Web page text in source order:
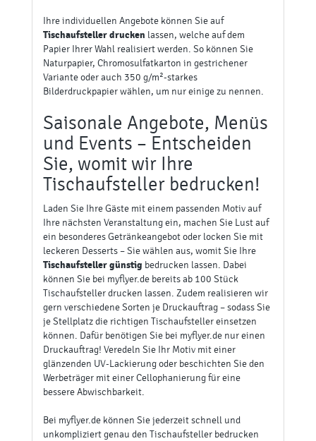
Ihre individuellen Angebote können Sie auf
Tischaufsteller drucken lassen, welche auf dem
Papier Ihrer Wahl realisiert werden. So können Sie
Naturpapier, Chromosulfatkarton in gestrichener
Variante oder auch 350 g/m²-starkes
Bilderdruckpapier wählen, um nur einige zu nennen.
Saisonale Angebote, Menüs
und Events – Entscheiden
Sie, womit wir Ihre
Tischaufsteller bedrucken!
Laden Sie Ihre Gäste mit einem passenden Motiv auf
Ihre nächsten Veranstaltung ein, machen Sie Lust auf
ein besonderes Getränkeangebot oder locken Sie mit
leckeren Desserts – Sie wählen aus, womit Sie Ihre
Tischaufsteller günstig bedrucken lassen. Dabei
können Sie bei myflyer.de bereits ab 100 Stück
Tischaufsteller drucken lassen. Zudem realisieren wir
gern verschiedene Sorten je Druckauftrag – sodass Sie
je Stellplatz die richtigen Tischaufsteller einsetzen
können. Dafür benötigen Sie bei myflyer.de nur einen
Druckauftrag! Veredeln Sie Ihr Motiv mit einer
glänzenden UV-Lackierung oder beschichten Sie den
Werbeträger mit einer Cellophanierung für eine
bessere Abwischbarkeit.
Bei myflyer.de können Sie jederzeit schnell und
unkompliziert genau den Tischaufsteller bedrucken